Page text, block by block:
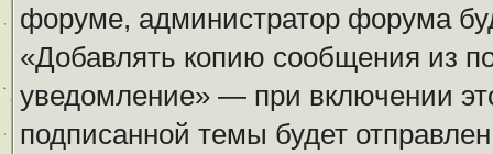
форуме, администратор форума
«Добавлять копию сообщения из
уведомление» — при включении
подписанной темы будет